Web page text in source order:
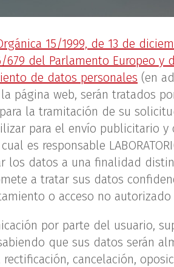
15/1999, de 13 de
679 del Parlamento Europeo
de datos personales (en
página web, serán tratados
la tramitación de su
para el envío publicitario
es responsable
los datos a una finalidad
a tratar sus datos
o acceso no
por parte del usuario,
que sus datos serán
rectificación, cancelación,